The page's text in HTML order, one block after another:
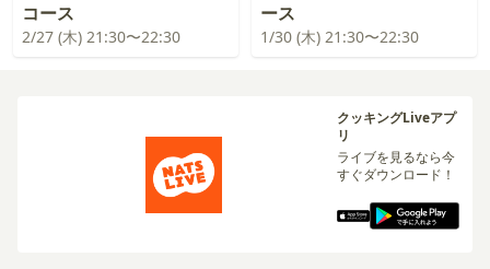
コース
2/27 (木) 21:30〜22:30
ース
1/30 (木) 21:30〜22:30
クッキングLiveアプ
リ
ライブを見るなら今
すぐダウンロード！